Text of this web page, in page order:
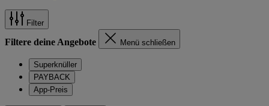
Filter
Filtere deine Angebote Menü schließen
Superknüller
PAYBACK
App-Preis